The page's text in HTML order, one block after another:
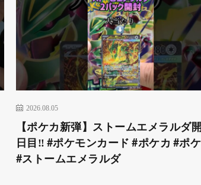
2026.08.05
【ポケカ新弾】ストームエメラルダ
日目‼️ #ポケモンカード #ポケカ #ポ
#ストームエメラルダ